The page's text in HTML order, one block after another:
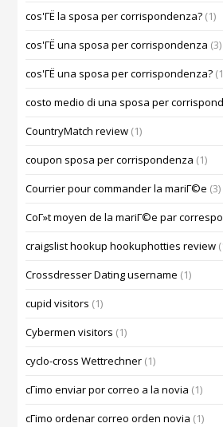
cos'ГЁ la sposa per corrispondenza? (1)
cos'ГЁ una sposa per corrispondenza (3)
cos'ГЁ una sposa per corrispondenza?
costo medio di una sposa per
CountryMatch review (1)
coupon sposa per corrispondenza (1)
Courrier pour commander la mariГ©e (3)
CoГ»t moyen de la mariГ©e par
craigslist hookup hookuphotties review
Crossdresser Dating username (1)
cupid visitors (1)
Cybermen visitors (1)
cyclo-cross Wettrechner (1)
cГіmo enviar por correo a la novia (1)
cГіmo ordenar correo orden novia (1)